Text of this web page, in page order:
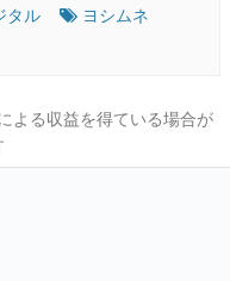
タル
ヨシムネ
よる収益を得ている場合が